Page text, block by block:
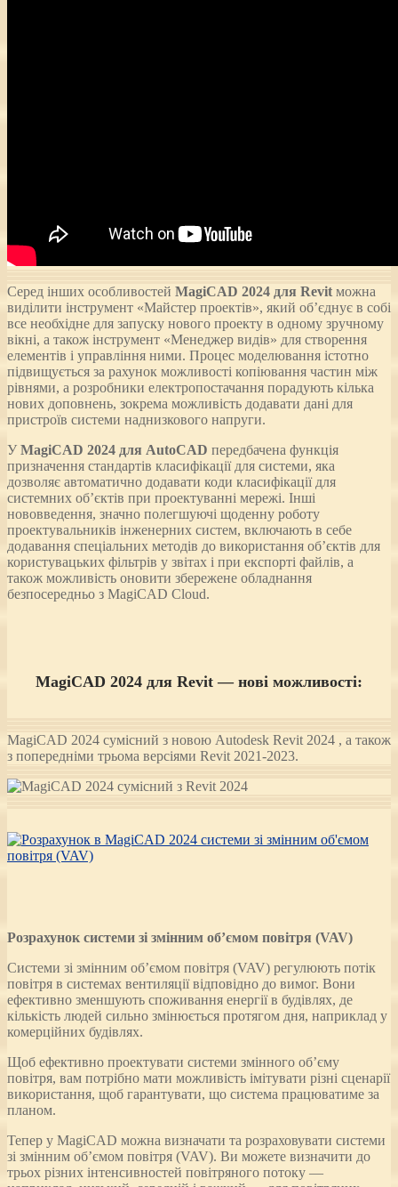
Серед інших особливостей MagiCAD 2024 для Revit можна
виділити інструмент «Майстер проектів», який об’єднує в собі
все необхідне для запуску нового проекту в одному зручному
вікні, а також інструмент «Менеджер видів» для створення
елементів і управління ними. Процес моделювання істотно
підвищується за рахунок можливості копіювання частин між
рівнями, а розробники електропостачання порадують кілька
нових доповнень, зокрема можливість додавати дані для
пристроїв системи наднизкового напруги.
У MagiCAD 2024 для AutoCAD передбачена функція
призначення стандартів класифікації для системи, яка
дозволяє автоматично додавати коди класифікації для
системних об’єктів при проектуванні мережі. Інші
нововведення, значно полегшуючі щоденну роботу
проектувальників інженерних систем, включають в себе
додавання спеціальних методів до використання об’єктів для
користувацьких фільтрів у звітах і при експорті файлів, а
також можливість оновити збережене обладнання
безпосередньо з MagiCAD Cloud.
MagiCAD 2024 для Revit — нові можливості:
MagiCAD 2024 сумісний з новою Autodesk Revit 2024 , а також
з попередніми трьома версіями Revit 2021-2023.
Розрахунок системи зі змінним об’ємом повітря (VAV)
Системи зі змінним об’ємом повітря (VAV) регулюють потік
повітря в системах вентиляції відповідно до вимог. Вони
ефективно зменшують споживання енергії в будівлях, де
кількість людей сильно змінюється протягом дня, наприклад у
комерційних будівлях.
Щоб ефективно проектувати системи змінного об’єму
повітря, вам потрібно мати можливість імітувати різні сценарії
використання, щоб гарантувати, що система працюватиме за
планом.
Тепер у MagiCAD можна визначати та розраховувати системи
зі змінним об’ємом повітря (VAV). Ви можете визначити до
трьох різних інтенсивностей повітряного потоку —